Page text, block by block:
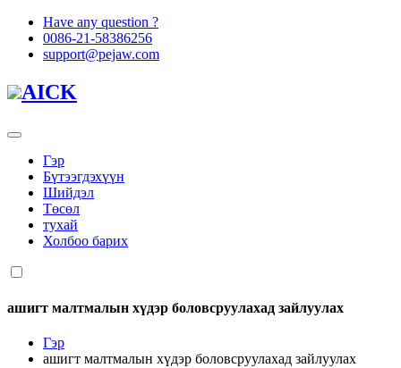
Have any question ?
0086-21-58386256
support@pejaw.com
AICK
Гэр
Бүтээгдэхүүн
Шийдэл
Төсөл
тухай
Холбоо барих
ашигт малтмалын хүдэр боловсруулахад зайлуулах
Гэр
ашигт малтмалын хүдэр боловсруулахад зайлуулах